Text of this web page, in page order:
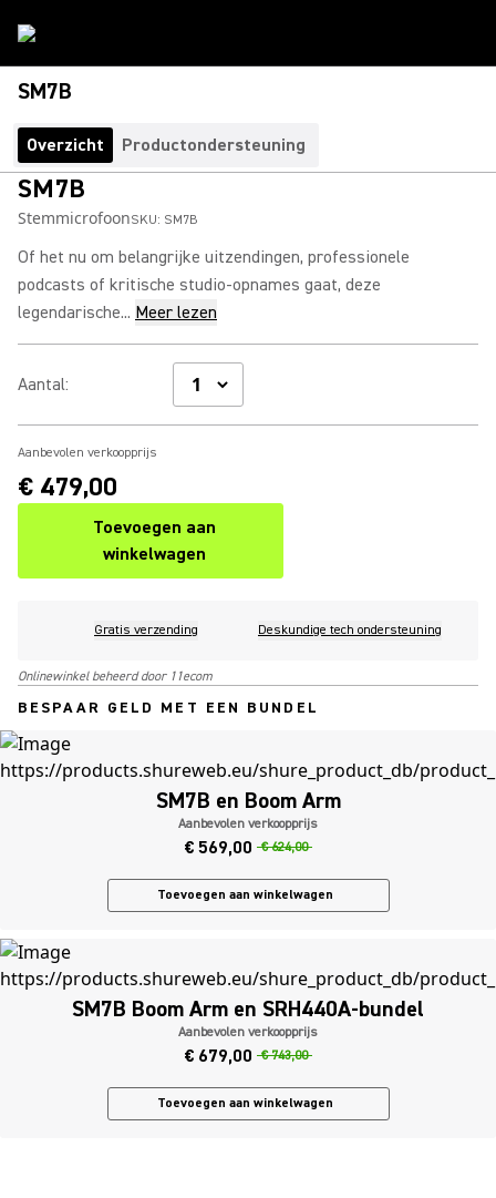
SM7B
Overzicht Productondersteuning
SM7B
StemmicrofoonSKU: SM7B
Of het nu om belangrijke uitzendingen, professionele
podcasts of kritische studio-opnames gaat, deze
legendarische... Meer lezen
Aantal:
Aanbevolen verkoopprijs
€ 479,00
Toevoegen aan
winkelwagen
Gratis verzending Deskundige tech ondersteuning
Onlinewinkel beheerd door 11ecom
BESPAAR GELD MET EEN BUNDEL
SM7B en Boom Arm
Aanbevolen verkoopprijs
€ 569,00 € 624,00
Toevoegen aan winkelwagen
SM7B Boom Arm en SRH440A-bundel
Aanbevolen verkoopprijs
€ 679,00 € 743,00
Toevoegen aan winkelwagen